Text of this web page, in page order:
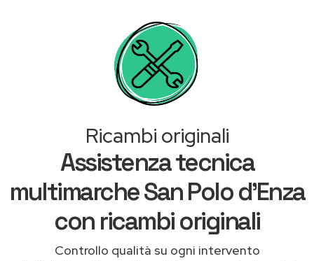
Ricambi originali
Assistenza tecnica
multimarche San Polo d'Enza
con ricambi originali
Controllo qualità su ogni intervento